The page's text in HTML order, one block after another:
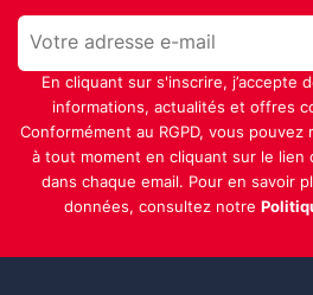
En cliquant sur s'inscrire, j’accepte
informations, actualités et offres
Conformément au RGPD, vous
à tout moment en cliquant sur le lien
dans chaque email. Pour en savoir
données, consultez notre